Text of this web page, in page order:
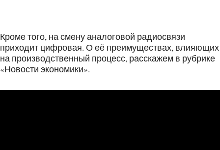
Кроме того, на смену аналоговой радиосвязи
приходит цифровая. О её преимуществах, влияющих
на производственный процесс, расскажем в рубрике
«Новости экономики».